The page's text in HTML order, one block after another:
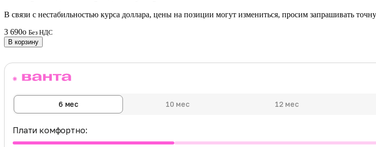
В связи с нестабильностью курса доллара, цены на позиции могут измениться, просим запрашивать
3 690o Без НДС
В корзину
6 мес 10 мес 12 мес
Плати комфортно: